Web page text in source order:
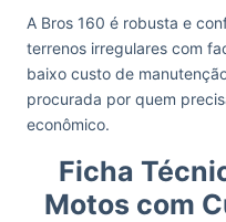
A Bros 160 é robusta e
terrenos irregulares com
baixo custo de
procurada por quem
econômico.
Ficha
Motos com